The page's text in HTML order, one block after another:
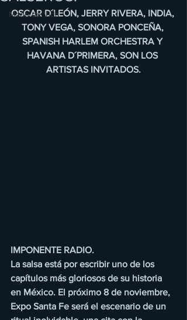
Modo de Vida
OSCAR D´LEÓN, JERRY RIVERA, INDIA,
TONY VEGA, SONORA PONCEÑA,
SPANISH HARLEM ORCHESTRA Y
HAVANA D´PRIMERA, SON LOS
ARTISTAS INVITADOS.
IMPONENTE RADIO.
La salsa está por escribir uno de los
capítulos más gloriosos de su historia
en México. El próximo 8 de noviembre,
Expo Santa Fe será el escenario de un